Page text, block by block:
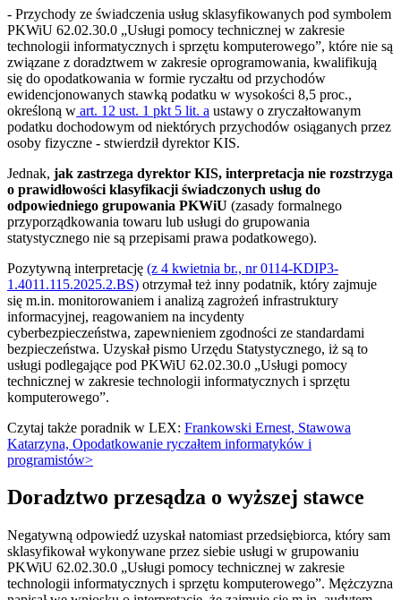
- Przychody ze świadczenia usług sklasyfikowanych pod symbolem
PKWiU 62.02.30.0 „Usługi pomocy technicznej w zakresie
technologii informatycznych i sprzętu komputerowego”, które nie są
związane z doradztwem w zakresie oprogramowania, kwalifikują
się do opodatkowania w formie ryczałtu od przychodów
ewidencjonowanych stawką podatku w wysokości 8,5 proc.,
określoną w art. 12 ust. 1 pkt 5 lit. a ustawy o zryczałtowanym
podatku dochodowym od niektórych przychodów osiąganych przez
osoby fizyczne - stwierdził dyrektor KIS.
Jednak, jak zastrzega dyrektor KIS, interpretacja nie rozstrzyga
o prawidłowości klasyfikacji świadczonych usług do
odpowiedniego grupowania PKWiU (zasady formalnego
przyporządkowania towaru lub usługi do grupowania
statystycznego nie są przepisami prawa podatkowego).
Pozytywną interpretację (z 4 kwietnia br., nr 0114-KDIP3-
1.4011.115.2025.2.BS) otrzymał też inny podatnik, który zajmuje
się m.in. monitorowaniem i analizą zagrożeń infrastruktury
informacyjnej, reagowaniem na incydenty
cyberbezpieczeństwa, zapewnieniem zgodności ze standardami
bezpieczeństwa. Uzyskał pismo Urzędu Statystycznego, iż są to
usługi podlegające pod PKWiU 62.02.30.0 „Usługi pomocy
technicznej w zakresie technologii informatycznych i sprzętu
komputerowego”.
Czytaj także poradnik w LEX: Frankowski Ernest, Stawowa
Katarzyna, Opodatkowanie ryczałtem informatyków i
programistów>
Doradztwo przesądza o wyższej stawce
Negatywną odpowiedź uzyskał natomiast przedsiębiorca, który sam
sklasyfikował wykonywane przez siebie usługi w grupowaniu
PKWiU 62.02.30.0 „Usługi pomocy technicznej w zakresie
technologii informatycznych i sprzętu komputerowego”. Mężczyzna